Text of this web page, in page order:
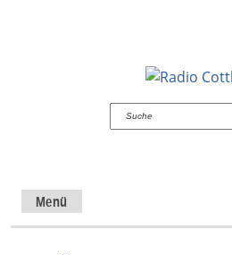
Suchen
Menü